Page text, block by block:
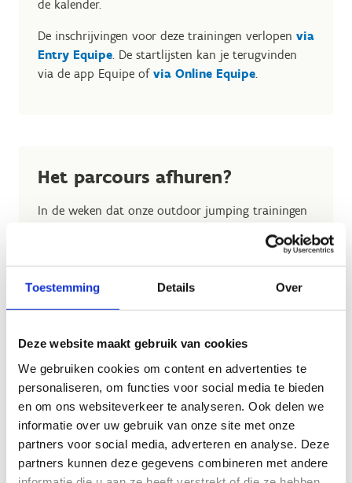
Toestemming Details Over
Deze website maakt gebruik van cookies
We gebruiken cookies om content en advertenties te
personaliseren, om functies voor social media te bieden
en om ons websiteverkeer te analyseren. Ook delen we
informatie over uw gebruik van onze site met onze
partners voor social media, adverteren en analyse. Deze
partners kunnen deze gegevens combineren met andere
de kalender.
De inschrijvingen voor deze trainingen verlopen via
Entry Equipe . De startlijsten kan je terugvinden
via de app Equipe of via Online Equipe
Het parcours afhuren?
In de weken dat onze outdoor jumping trainingen
Dat kan telkens op de woensdag die voorafgaat
aan de trainingen en op de vrije zaterdagen en
kalender).
Interesse? Contacteer Wendy voor meer informatie
en boekingen
via wendy.staelens@sport.vlaanderen.